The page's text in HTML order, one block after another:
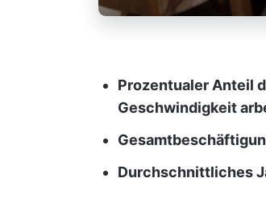
Prozentualer Anteil
Geschwindigkeit
Durchschnittliches